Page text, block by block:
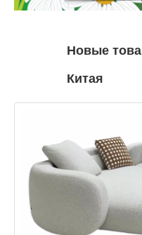
Новые
Китая